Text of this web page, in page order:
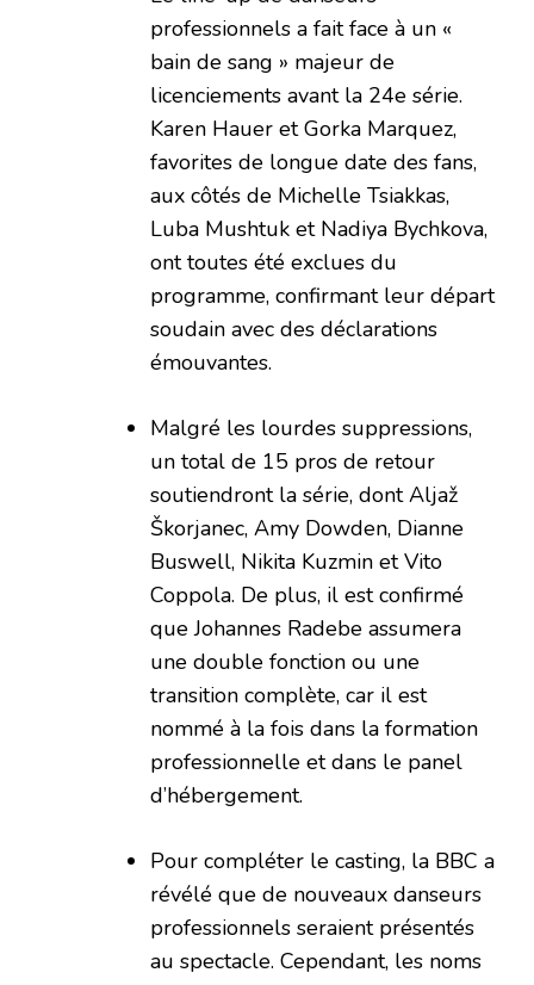
professionnels a fait face à un «
bain de sang » majeur de
licenciements avant la 24e série.
Karen Hauer et Gorka Marquez,
favorites de longue date des fans,
aux côtés de Michelle Tsiakkas,
Luba Mushtuk et Nadiya Bychkova,
ont toutes été exclues du
programme, confirmant leur départ
soudain avec des déclarations
émouvantes.
Malgré les lourdes suppressions,
un total de 15 pros de retour
soutiendront la série, dont Aljaž
Škorjanec, Amy Dowden, Dianne
Buswell, Nikita Kuzmin et Vito
Coppola. De plus, il est confirmé
que Johannes Radebe assumera
une double fonction ou une
transition complète, car il est
nommé à la fois dans la formation
professionnelle et dans le panel
d’hébergement.
Pour compléter le casting, la BBC a
révélé que de nouveaux danseurs
professionnels seraient présentés
au spectacle. Cependant, les noms